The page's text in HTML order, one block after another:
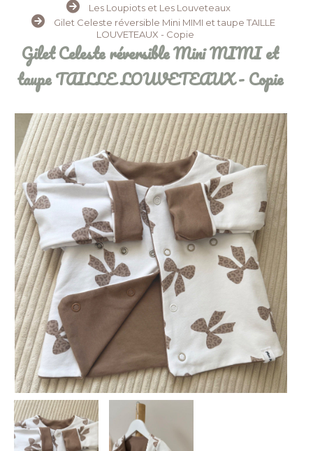
Les Loupiots et Les Louveteaux
Gilet Celeste réversible Mini MIMI et taupe TAILLE
LOUVETEAUX - Copie
Gilet Celeste réversible Mini MIMI et
taupe TAILLE LOUVETEAUX - Copie